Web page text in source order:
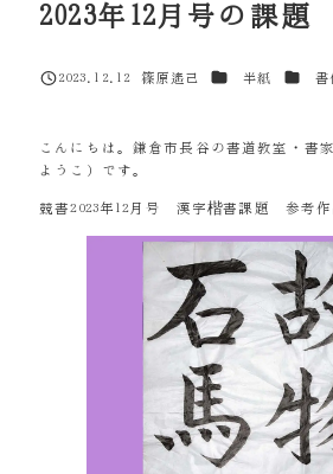
2023年12月号の課題
投稿日
2023.12.12
篠原遙己 カテゴリー
半紙 カテゴ
書
こんにちは。鎌倉市長谷の書道教室・書
ようこ）です。
競書2023年12月号 漢字楷書課題 参考作